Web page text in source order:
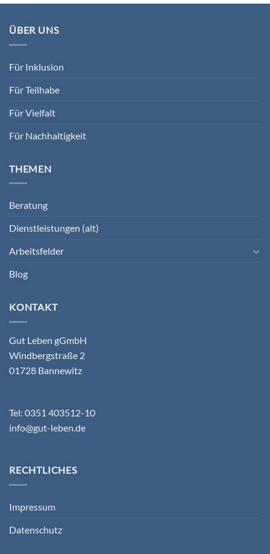
ÜBER UNS
Für Inklusion
Für Teilhabe
Für Vielfalt
Für Nachhaltigkeit
THEMEN
Beratung
Dienstleistungen (alt)
Arbeitsfelder
Blog
KONTAKT
Gut Leben gGmbH
Windbergstraße 2
01728 Bannewitz
Tel: 0351 403512-10
info@gut-leben.de
RECHTLICHES
Impressum
Datenschutz